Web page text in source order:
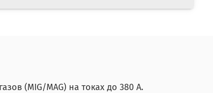
(MIG/MAG) на токах до 380 А.